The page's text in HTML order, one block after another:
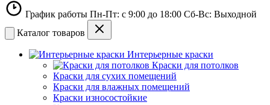
График работы Пн-Пт: с 9:00 до 18:00 Сб-Вс: Выходной
Каталог товаров
Интерьерные краски
Краски для потолков
Краски для сухих помещений
Краски для влажных помещений
Краски износостойкие